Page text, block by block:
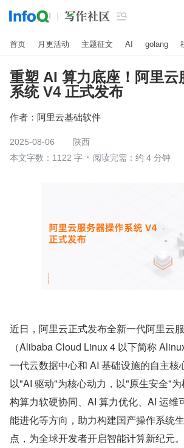

首页 月更活动 主题征文 AI golang
重塑 AI 算力底座！阿里云
系统 V4 正式发布
作者： 阿里云基础软件
2025-08-06
陕西
本文字数：1122 字
阅读完需：约 4 分钟
近日，阿里云正式发布全新一代阿里云
（Alibaba Cloud Linux 4 以下简称
一代云数据中心和 AI 基础设施的自主核
以"AI 驱动"为核心动力，以"原生安全"
构算力软硬协同、AI 算力优化、AI 运维
能进化等方向，助力构建国产操作系统
点，为全球开发者开启智能计算新纪元。